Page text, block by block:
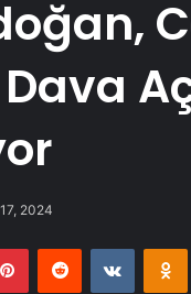
2024
PinterestReddit